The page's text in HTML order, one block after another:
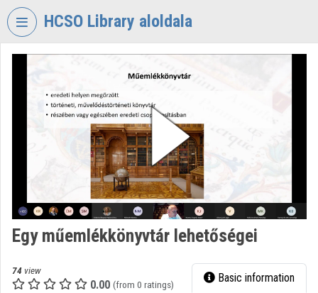
Skip header
HCSO Library aloldala
HUNGARIAN
CENTRAL
Organization home
Categories
Egy műemlékkönyvtár lehetőségei
74 view
0.00 (from 0 ratings) Basic information